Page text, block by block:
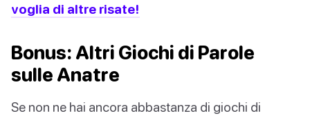
voglia di altre risate!
Bonus: Altri Giochi di Parole
sulle Anatre
Se non ne hai ancora abbastanza di giochi di